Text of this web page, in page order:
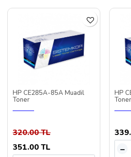
HP CE285A-85A Muadil
Toner
320.00 TL
351.00 TL
HP
Toner
–